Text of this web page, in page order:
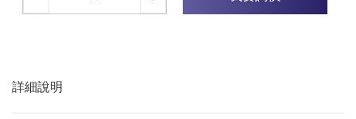
詳細說明